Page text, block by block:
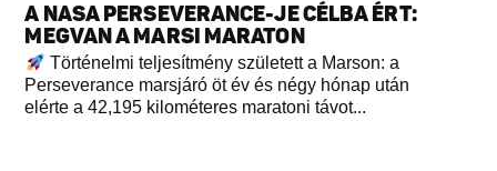
A NASA PERSEVERANCE-JE CÉLBA ÉRT:
MEGVAN A MARSI MARATON
Történelmi teljesítmény született a Marson: a
Perseverance marsjáró öt év és négy hónap után
elérte a 42,195 kilométeres maratoni távot...